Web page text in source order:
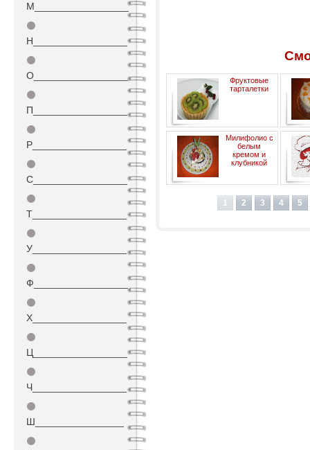
М_________________
⚫
Н_________________
⚫
О_________________
⚫
П_________________
⚫
Р_________________
⚫
С_________________
⚫
Т_________________
⚫
У_________________
⚫
Ф_________________
⚫
Х_________________
⚫
Ц_________________
⚫
Ч_________________
⚫
Ш________________
⚫
Фруктовые
тарталетки
Милифолио с
белым
кремом и
клубникой
1 2 3 4 5